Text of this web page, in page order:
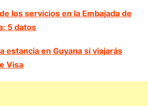
los servicios en la Embajada de
5 datos
estancia en Guyana si viajarás
Visa